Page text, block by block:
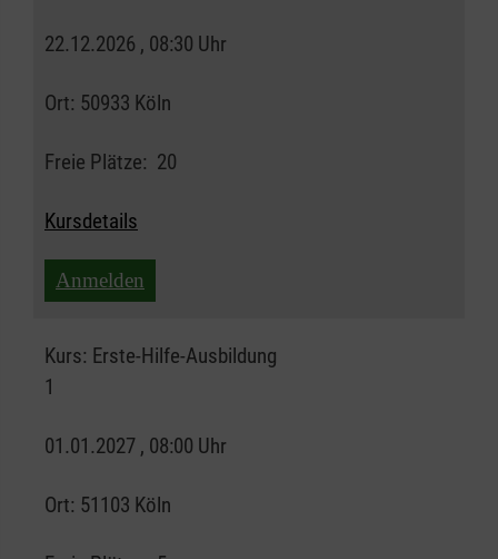
22.12.2026 , 08:30 Uhr
Ort: 50933 Köln
Freie Plätze: 20
Kursdetails
Anmelden
Kurs: Erste-Hilfe-Ausbildung
1
01.01.2027 , 08:00 Uhr
Ort: 51103 Köln